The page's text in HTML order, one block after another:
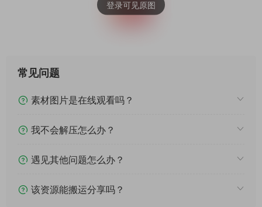
常见问题
素材图片是在线观看吗？
我不会解压怎么办？
遇见其他问题怎么办？
该资源能搬运分享吗？